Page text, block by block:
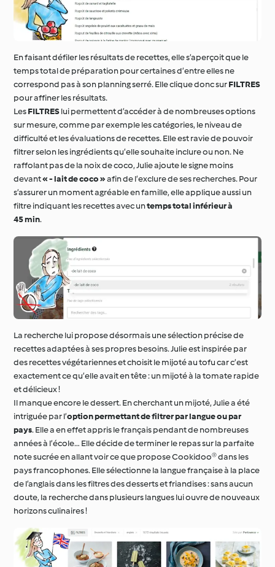
En faisant défiler les résultats de recettes, elle s’aperçoit que le
temps total de préparation pour certaines d’entre elles ne
correspond pas à son planning serré. Elle clique donc surFILTRES
pour affiner les résultats.
LesFILTRESlui permettent d’accéder à de nombreuses options
sur mesure, comme par exemple les catégories, le niveau de
difficulté et les évaluations de recettes. Elle est ravie de pouvoir
filtrer selon les ingrédients qu’elle souhaite inclure ou non. Ne
raffolant pas de la noix de coco, Julie ajoute le signe moins
devant« - lait de coco »afin de l’exclure de ses recherches. Pour
s’assurer un moment agréable en famille, elle applique aussi un
filtre indiquant les recettes avec untemps total inférieur à
45 min.
La recherche lui propose désormais une sélection précise de
recettes adaptées à ses propres besoins. Julie est inspirée par
des recettes végétariennes et choisit le mijoté au tofu car c’est
exactement ce qu’elle avait en tête : un mijoté à la tomate rapide
et délicieux !
Il manque encore le dessert. En cherchant un mijoté, Julie a été
intriguée par l’option permettant de filtrer par langue ou par
pays. Elle a en effet appris le français pendant de nombreuses
années à l’école… Elle décide de terminer le repas sur la parfaite
note sucrée en allant voir ce que propose Cookidoo® dans les
pays francophones. Elle sélectionne la langue française à la place
de l’anglais dans les filtres des desserts et friandises : sans aucun
doute, la recherche dans plusieurs langues lui ouvre de nouveaux
horizons culinaires !